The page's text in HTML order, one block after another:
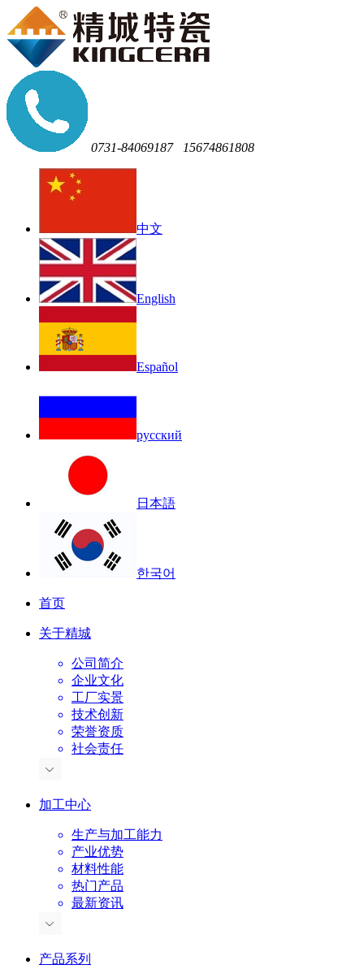
0731-84069187 15674861808
中文
English
Español
русский
日本語
한국어
首页
关于精城
公司简介
企业文化
工厂实景
技术创新
荣誉资质
社会责任
加工中心
生产与加工能力
产业优势
材料性能
热门产品
最新资讯
产品系列